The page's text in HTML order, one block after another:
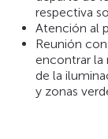
respectiva
Atención al
Reunión
encontrar la
de la
y zonas